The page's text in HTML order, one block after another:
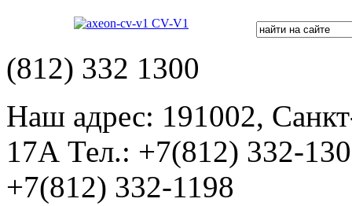
CV-V1
(812) 332 1300
Наш адрес: 191002,
17А Тел.: +7(812) 332-
+7(812) 332-1198